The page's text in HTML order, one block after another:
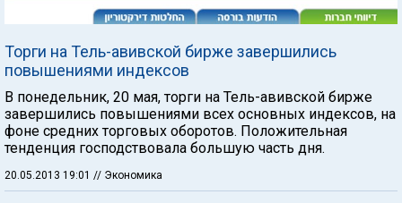
Торги на Тель-авивской бирже завершились
повышениями индексов
В понедельник, 20 мая, торги на Тель-авивской бирже
завершились повышениями всех основных индексов, на
фоне средних торговых оборотов. Положительная
тенденция господствовала большую часть дня.
20.05.2013 19:01 // Экономика